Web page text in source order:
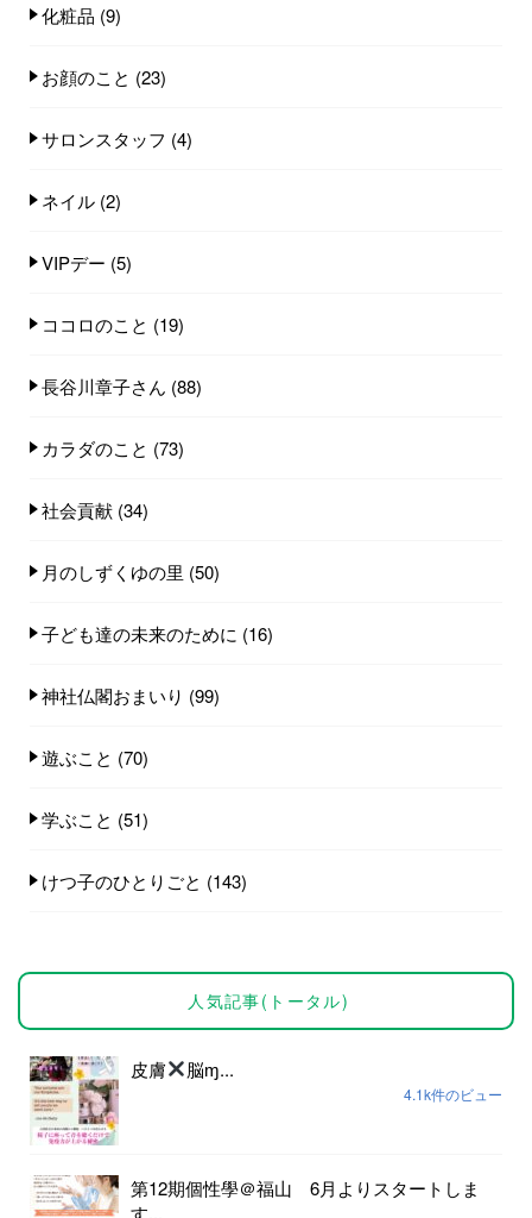
化粧品 (9)
お顔のこと (23)
サロンスタッフ (4)
ネイル (2)
VIPデー (5)
ココロのこと (19)
長谷川章子さん (88)
カラダのこと (73)
社会貢献 (34)
月のしずくゆの里 (50)
子ども達の未来のために (16)
神社仏閣おまいり (99)
遊ぶこと (70)
学ぶこと (51)
けつ子のひとりごと (143)
人気記事(トータル)
皮膚 脳ɱ...
4.1k件のビュー
第12期個性學＠福山 6月よりスタートしま
す...